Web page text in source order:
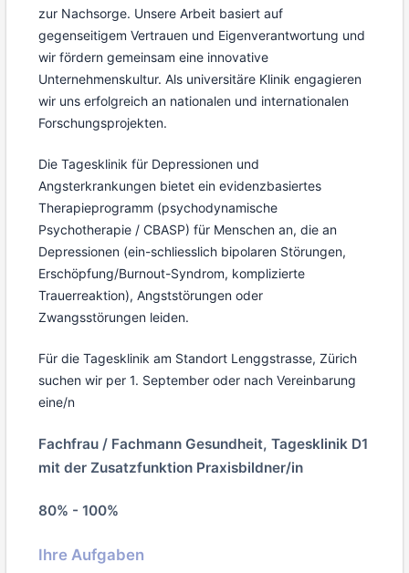
zur Nachsorge. Unsere Arbeit basiert auf
gegenseitigem Vertrauen und Eigenverantwortung und
wir fördern gemeinsam eine innovative
Unternehmenskultur. Als universitäre Klinik engagieren
wir uns erfolgreich an nationalen und internationalen
Forschungsprojekten.
Die Tagesklinik für Depressionen und
Angsterkrankungen bietet ein evidenzbasiertes
Therapieprogramm (psychodynamische
Psychotherapie / CBASP) für Menschen an, die an
Depressionen (ein-schliesslich bipolaren Störungen,
Erschöpfung/Burnout-Syndrom, komplizierte
Trauerreaktion), Angststörungen oder
Zwangsstörungen leiden.
Für die Tagesklinik am Standort Lenggstrasse, Zürich
suchen wir per 1. September oder nach Vereinbarung
eine/n
Fachfrau / Fachmann Gesundheit, Tagesklinik D1
mit der Zusatzfunktion Praxisbildner/in
80% - 100%
Ihre Aufgaben